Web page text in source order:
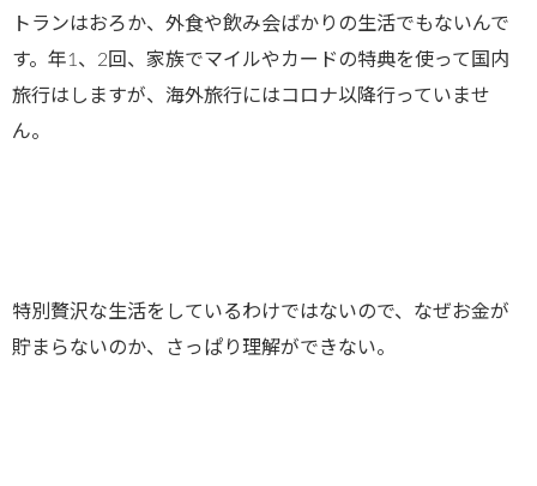
トランはおろか、外食や飲み会ばかりの生活でもないんで
す。年1、2回、家族でマイルやカードの特典を使って国内
旅行はしますが、海外旅行にはコロナ以降行っていませ
ん。
特別贅沢な生活をしているわけではないので、なぜお金が
貯まらないのか、さっぱり理解ができない。